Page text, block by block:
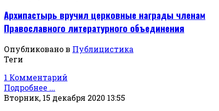
Архипастырь вручил церковные награды членам
Православного литературного объединения
Опубликовано в Публицистика
Теги
1 Комментарий
Подробнее ...
Вторник, 15 декабря 2020 13:55